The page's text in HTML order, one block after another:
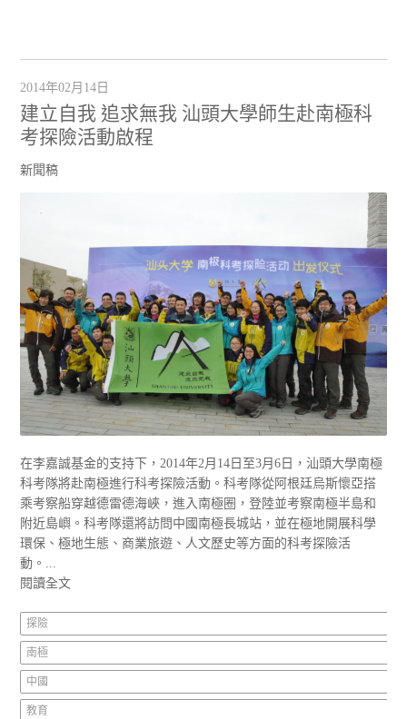
2014年02月14日
建立自我 追求無我 汕頭大學師生赴南極科
考探險活動啟程
新聞稿
在李嘉誠基金的支持下，2014年2月14日至3月6日，汕頭大學南極
科考隊將赴南極進行科考探險活動。科考隊從阿根廷烏斯懷亞搭
乘考察船穿越德雷德海峽，進入南極圈，登陸並考察南極半島和
附近島嶼。科考隊還將訪問中國南極長城站，並在極地開展科學
環保、極地生態、商業旅遊、人文歷史等方面的科考探險活
動。...
閱讀全文
探險
南極
中國
教育